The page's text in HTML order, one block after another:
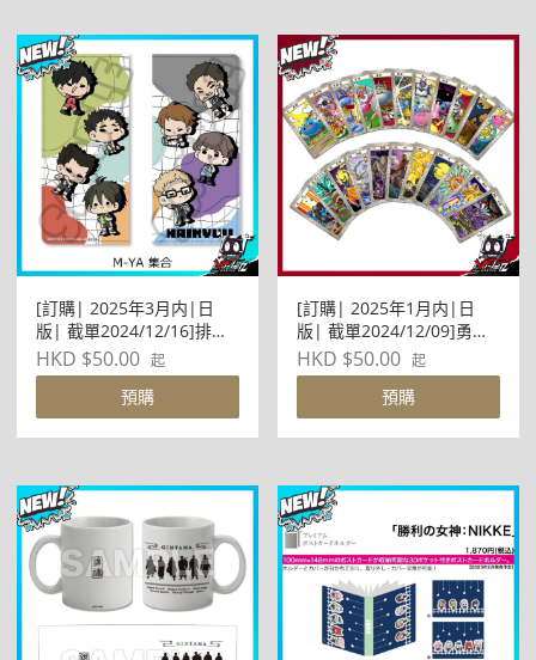
[訂購| 2025年3月内|日
版| 截單2024/12/16]排球
少年!! みんなmochocho化
大作戦! 第3弾 Premiumチ
ケットCASE M-YA 集合
HKD $50.00 起
預購
[訂購| 2025年1月内|日
版| 截單2024/12/09]勇者
鬥惡龍 X 塔羅牌 CARD
HKD $50.00 起
預購